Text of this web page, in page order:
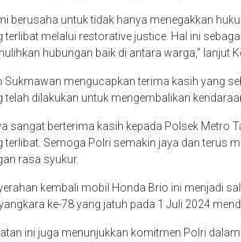
berusaha untuk tidak hanya menegakkan
terlibat melalui restorative justice. Hal ini
hubungan baik di antara warga,” lanjut
Sukmawan mengucapkan terima kasih yang
telah dilakukan untuk mengembalikan
sangat berterima kasih kepada Polsek Metro
terlibat. Semoga Polri semakin jaya dan terus
rasa syukur.
kembali mobil Honda Brio ini menjadi
ke-78 yang jatuh pada 1 Juli 2024
ini juga menunjukkan komitmen Polri